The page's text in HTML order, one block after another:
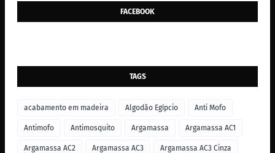
FACEBOOK
TAGS
acabamento em madeira Algodão Egípcio Anti Mofo
Antimofo Antimosquito Argamassa Argamassa AC1
Argamassa AC2 Argamassa AC3 Argamassa AC3 Cinza